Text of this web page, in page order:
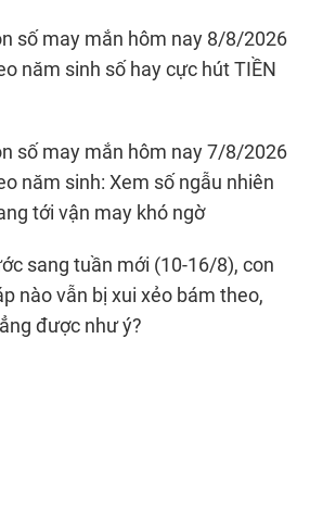
số may mắn hôm nay 8/8/2026
năm sinh số hay cực hút TIỀN
số may mắn hôm nay 7/8/2026
năm sinh: Xem số ngẫu nhiên
tới vận may khó ngờ
sang tuần mới (10-16/8), con
nào vẫn bị xui xẻo bám theo,
được như ý?